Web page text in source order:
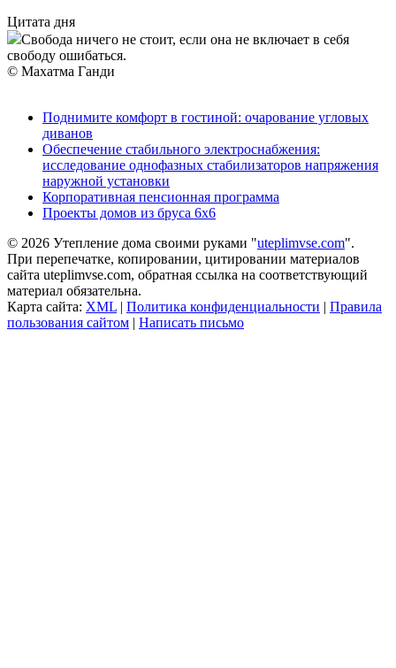
Цитата дня
Свобода ничего не стоит, если она не включает в себя
свободу ошибаться.
© Махатма Ганди
Поднимите комфорт в гостиной: очарование угловых
диванов
Обеспечение стабильного электроснабжения:
исследование однофазных стабилизаторов напряжения
наружной установки
Корпоративная пенсионная программа
Проекты домов из бруса 6х6
© 2026 Утепление дома своими руками "uteplimvse.com".
При перепечатке, копировании, цитировании материалов
сайта uteplimvse.com, обратная ссылка на соответствующий
материал обязательна.
Карта сайта: XML | Политика конфиденциальности | Правила
пользования сайтом | Написать письмо